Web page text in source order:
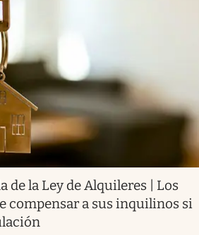
de la Ley de Alquileres | Los
compensar a sus inquilinos si